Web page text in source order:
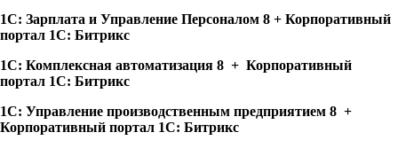
1С: Зарплата и Управление Персоналом 8 + Корпоративный
портал 1С: Битрикс
1С: Комплексная автоматизация 8 + Корпоративный
портал 1С: Битрикс
1С: Управление производственным предприятием 8 +
Корпоративный портал 1С: Битрикс